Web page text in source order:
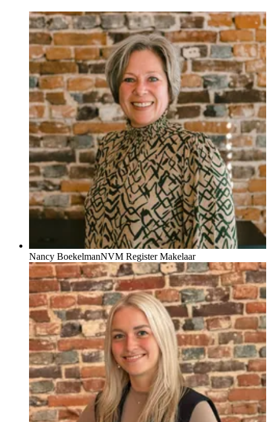
Nancy BoekelmanNVM Register Makelaar